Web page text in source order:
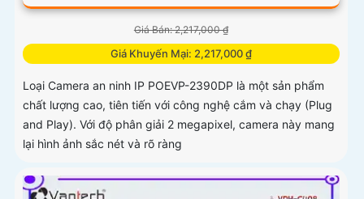
Giá Bán: 2,217,000 ₫
Giá Khuyến Mại: 2,217,000 ₫
Loại Camera an ninh IP POEVP-2390DP là một sản phẩm
chất lượng cao, tiên tiến với công nghệ cắm và chạy (Plug
and Play). Với độ phân giải 2 megapixel, camera này mang
lại hình ảnh sắc nét và rõ ràng